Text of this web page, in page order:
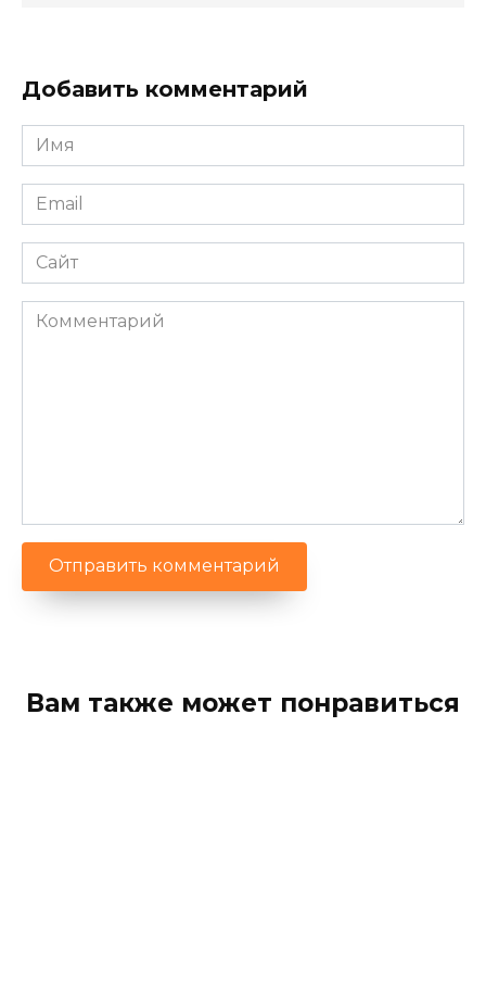
Добавить комментарий
Имя
*
Email
*
Сайт
Комментарий
Вам также может понравиться